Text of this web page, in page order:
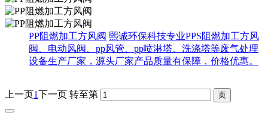
PP阻燃加工方风阀 熙诚环保科技专业PPS阻燃加工方风
阀、电动风阀、pp风管、pp喷淋塔、洗涤塔等废气处理
设备生产厂家，源头厂家产品质量有保障，价格优惠。
上一页1下一页 转至第